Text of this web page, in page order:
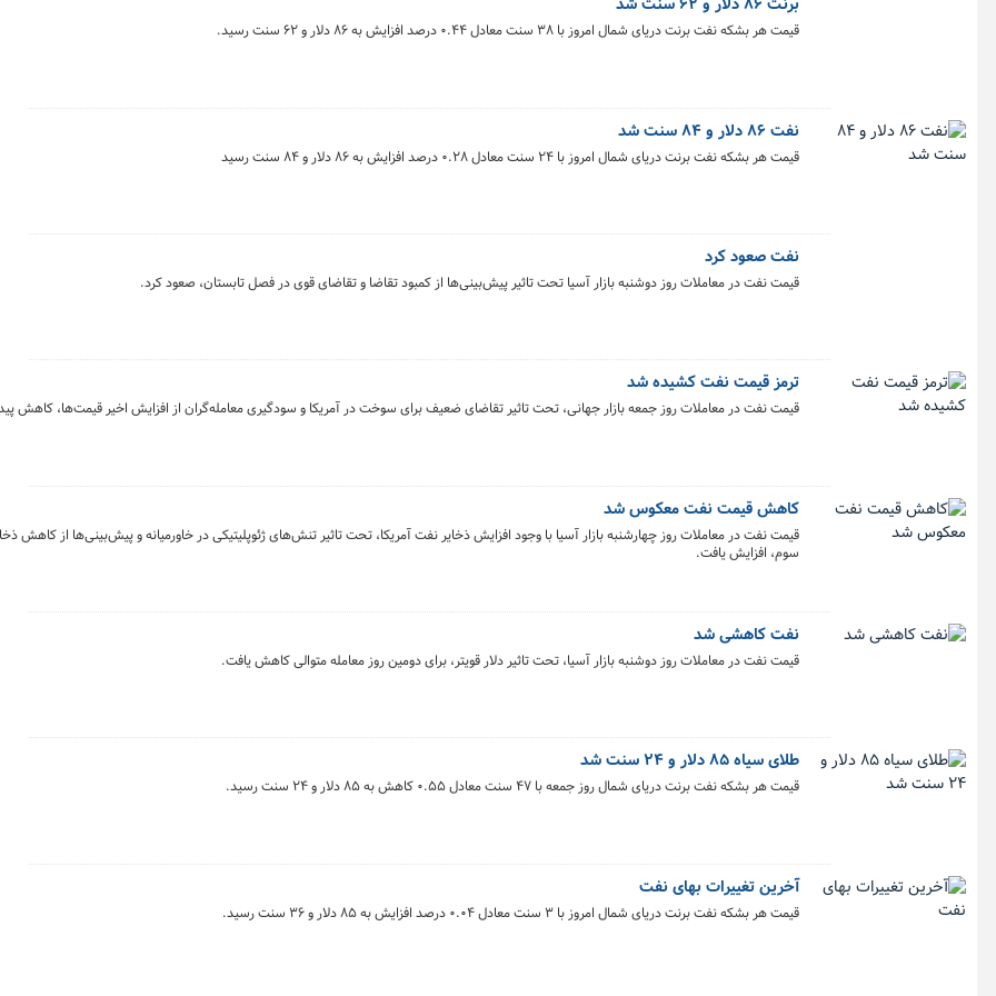
برنت ۸۶ دلار و ۶۲ سنت شد
قیمت هر بشکه نفت برنت دریای شمال امروز با ۳۸ سنت معادل ۰.۴۴ درصد افزایش به ۸۶ دلار و ۶۲ سنت رسید.
نفت ۸۶ دلار و ۸۴ سنت شد
قیمت هر بشکه نفت برنت دریای شمال امروز با ۲۴ سنت معادل ۰.۲۸ درصد افزایش به ۸۶ دلار و ۸۴ سنت رسید
نفت صعود کرد
قیمت نفت در معاملات روز دوشنبه بازار آسیا تحت تاثیر پیش‌بینی‌ها از کمبود تقاضا و تقاضای قوی در فصل تابستان، صعود کرد.
ترمز قیمت نفت کشیده شد
قیمت نفت در معاملات روز جمعه بازار جهانی، تحت تاثیر تقاضای ضعیف برای سوخت در آمریکا و سودگیری معامله‌گران از افزایش اخیر قیمت‌ها، کاهش
کاهش قیمت نفت معکوس شد
قیمت نفت در معاملات روز چهارشنبه بازار آسیا با وجود افزایش ذخایر نفت آمریکا، تحت تاثیر تنش‌های ژئوپلیتیکی در خاورمیانه و پیش‌بینی‌ها از کاهش
سوم، افزایش یافت.
نفت کاهشی شد
قیمت نفت در معاملات روز دوشنبه بازار آسیا، تحت تاثیر دلار قویتر، برای دومین روز معامله متوالی کاهش یافت.
طلای سیاه ۸۵ دلار و ۲۴ سنت شد
قیمت هر بشکه نفت برنت دریای شمال روز جمعه با ۴۷ سنت معادل ۰.۵۵ کاهش به ۸۵ دلار و ۲۴ سنت رسید.
آخرین تغییرات بهای نفت
قیمت هر بشکه نفت برنت دریای شمال امروز با ۳ سنت معادل ۰.۰۴ درصد افزایش به ۸۵ دلار و ۳۶ سنت رسید.